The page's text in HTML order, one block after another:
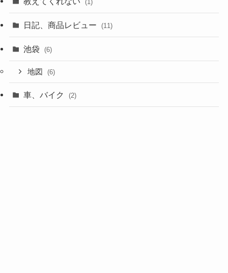
(1)
日記、商品レビュー (11)
池袋 (6)
地図 (6)
車、バイク (2)